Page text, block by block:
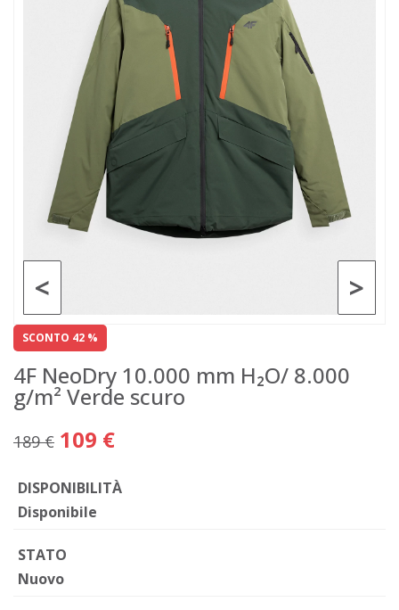
>
<
SCONTO 42 %
4F NeoDry 10.000 mm H₂O/ 8.000
g/m² Verde scuro
189 € 109 €
DISPONIBILITÀ
Disponibile
STATO
Nuovo